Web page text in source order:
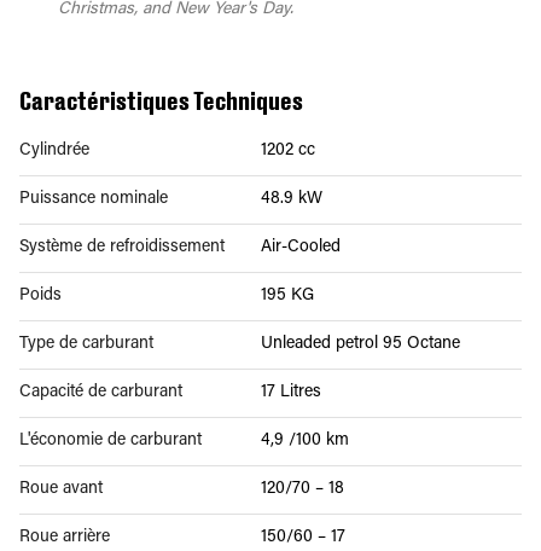
Christmas, and New Year's Day.
Caractéristiques Techniques
Cylindrée 1202 cc
Puissance nominale 48.9 kW
Système de refroidissement Air-Cooled
Poids 195 KG
Type de carburant Unleaded petrol 95 Octane
Capacité de carburant 17 Litres
L'économie de carburant 4,9 /100 km
Roue avant 120/70 – 18
Roue arrière 150/60 – 17